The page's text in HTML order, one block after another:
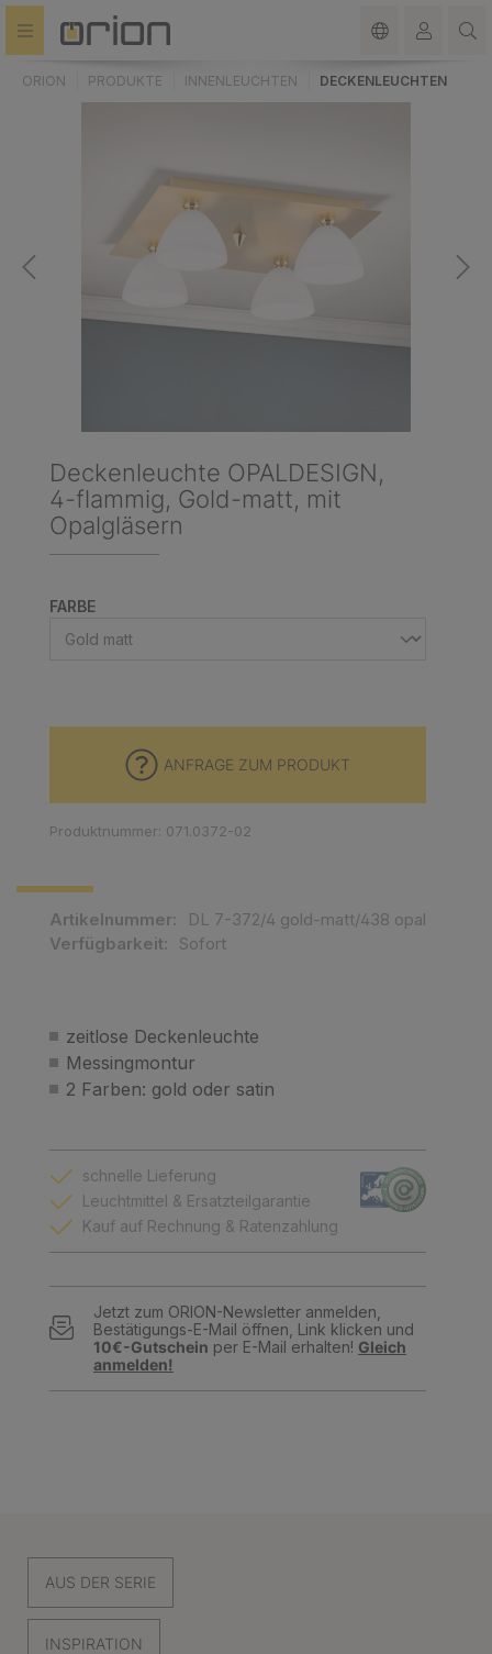
springen
ORION PRODUKTE INNENLEUCHTEN DECKENLEUCHTEN
Deckenleuchte OPALDESIGN,
4-flammig, Gold-matt, mit
Opalgläsern
FARBEAUSWÄHLEN
zeitlose Deckenleuchte
Messingmontur
2 Farben: gold oder satin
Artikelnummer:
DL 7-372/4 gold-matt/438 opal
Verfügbarkeit:
Sofort
ANFRAGE ZUM PRODUKT
Produktnummer: 071.0372-02
schnelle Lieferung
Leuchtmittel & Ersatzteilgarantie
Kauf auf Rechnung & Ratenzahlung
Jetzt zum ORION-Newsletter anmelden,
Bestätigungs-E-Mail öffnen, Link klicken und
10€-Gutschein per E-Mail erhalten! Gleich
anmelden!
AUS DER SERIE
INSPIRATION